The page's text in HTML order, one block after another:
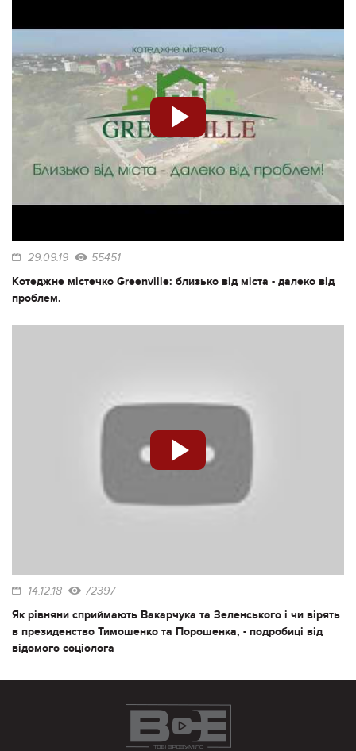
29.09.19 55451
Котеджне містечко Greenville: близько від міста - далеко від
проблем.
14.12.18 72397
Як рівняни сприймають Вакарчука та Зеленського і чи вірять
в президенство Тимошенко та Порошенка, - подробиці від
відомого соціолога